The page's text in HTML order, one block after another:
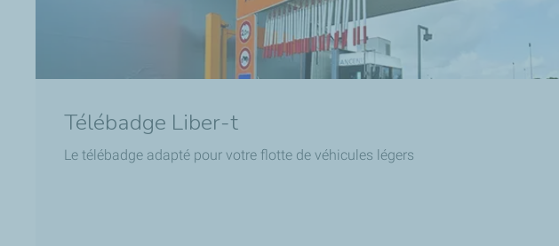
Télébadge Liber-t
Le télébadge adapté pour votre flotte de véhicules légers